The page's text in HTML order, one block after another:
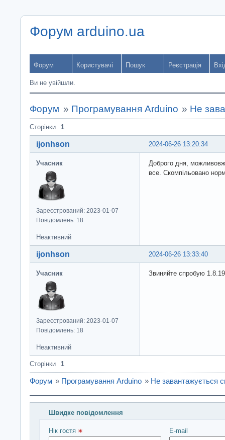
Форум arduino.ua
Форум Користувачі Пошук Реєстрація
Ви не увійшли.
Форум » Програмування Arduino » Не
Сторінки 1
2024-06-26 13:20:34
ijonhson
Учасник
Зареєстрований: 2023-01-07
Повідомлень: 18
Доброго дня,
все. Скомпільовано
Неактивний
2024-06-26 13:33:40
ijonhson
Учасник
Зареєстрований: 2023-01-07
Повідомлень: 18
Звиняйте спробую 1.8.19
Неактивний
Сторінки 1
Форум » Програмування Arduino » Не завантажується
Швидке повідомлення
Введіть повідомлення і натисніть Надіслати
Нік гостя E-mail